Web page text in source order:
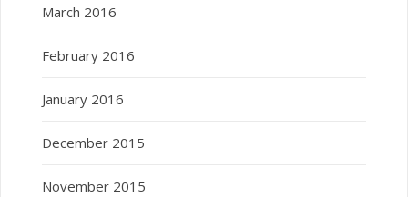
March 2016
February 2016
January 2016
December 2015
November 2015